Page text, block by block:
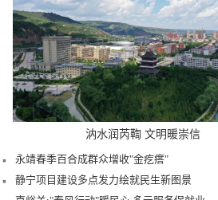
汭水润芮鞫 文明暖崇信
永靖春季百合成群众增收"金疙瘩"
静宁项目建设多点发力绘就民生新图景